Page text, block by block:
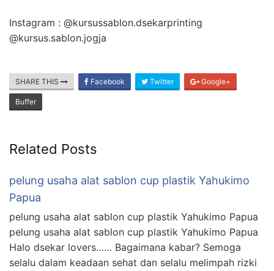
Instagram : @kursussablon.dsekarprinting
@kursus.sablon.jogja
SHARE THIS Facebook Twitter Google+
Buffer
Related Posts
pelung usaha alat sablon cup plastik Yahukimo
Papua
pelung usaha alat sablon cup plastik Yahukimo Papua
pelung usaha alat sablon cup plastik Yahukimo Papua
Halo dsekar lovers…… Bagaimana kabar? Semoga
selalu dalam keadaan sehat dan selalu melimpah rizki